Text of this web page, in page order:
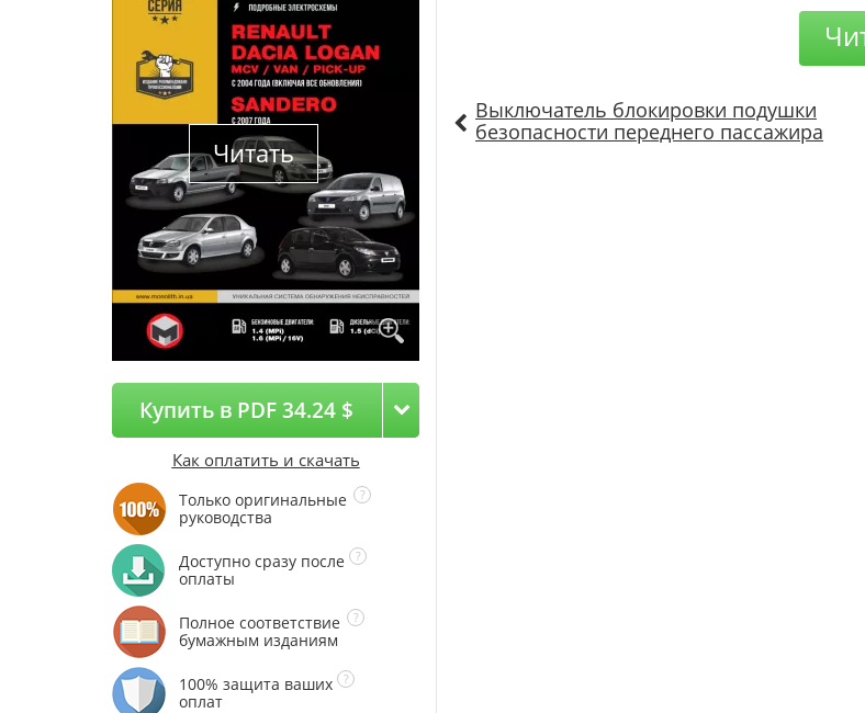
Читать
Купить в PDF 34.24 $
Как оплатить и скачать
Только оригинальные
руководства
Доступно сразу после
оплаты
Полное соответствие
бумажным изданиям
100% защита ваших
оплат
Выключатель блокировки подушки
безопасности переднего пассажира